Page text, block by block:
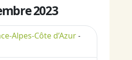
2023
Alpes-Côte d’Azur -